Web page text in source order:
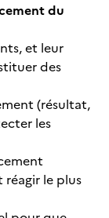
du
et leur
des
(résultat,
les
le plus